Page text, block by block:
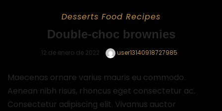
Desserts Food Recipes
Double-choc brownies
12 de enero de 2022 user13140918727985
Maecenas ornare varius mauris eu commodo.
Aenean nibh risus, rhoncus eget consectetur ac.
Consectetur adipiscing elit. Vivamus auctor